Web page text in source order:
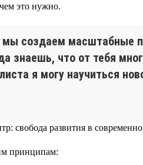
это нужно.
мы создаем масштабные
знаешь, что от тебя
я могу научиться
принципам: